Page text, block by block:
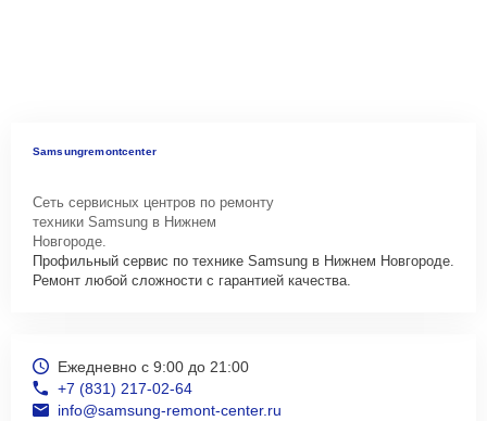
Samsungremontcenter
Сеть сервисных центров по ремонту
техники Samsung в Нижнем
Новгороде.
Профильный сервис по технике Samsung в Нижнем Новгороде.
Ремонт любой сложности с гарантией качества.
Ежедневно с 9:00 до 21:00
+7 (831) 217-02-64
info@samsung-remont-center.ru